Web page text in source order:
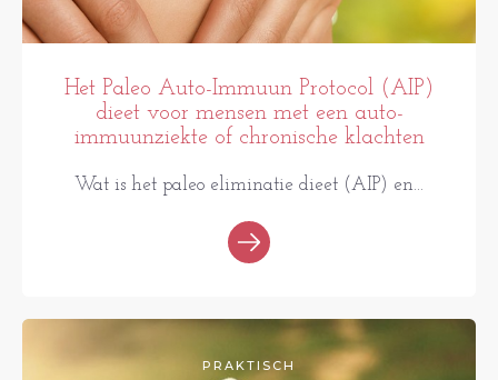
Het Paleo Auto-Immuun Protocol (AIP)
dieet voor mensen met een auto-
immuunziekte of chronische klachten
Wat is het paleo eliminatie dieet (AIP) en...
PRAKTISCH